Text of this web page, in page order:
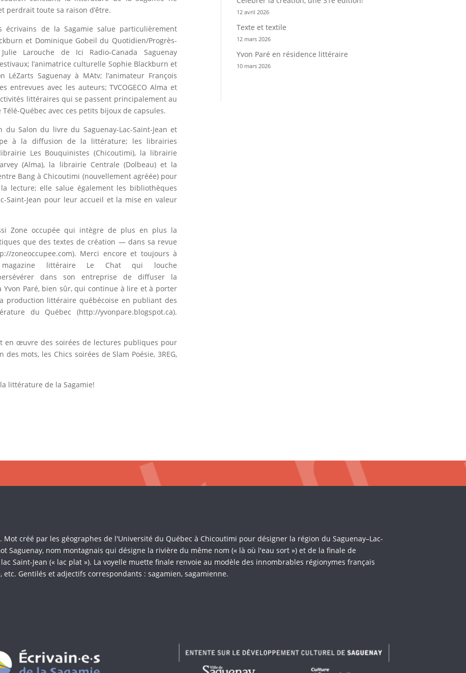
perdrait toute sa raison d’être.
écrivains de la Sagamie salue particulièrement
et Dominique Gobeil du Quotidien/Progrès-
Larouche de Ici Radio-Canada Saguenay
l’animatrice culturelle Sophie Blackburn et
LéZarts Saguenay à MAtv; l’animateur François
entrevues avec les auteurs; TVCOGECO Alma et
littéraires qui se passent principalement au
Québec avec ces petits bijoux de capsules.
du Salon du livre du Saguenay-Lac-Saint-Jean et
à la diffusion de la littérature; les librairies
Les Bouquinistes (Chicoutimi), la librairie
(Alma), la librairie Centrale (Dolbeau) et la
Bang à Chicoutimi (nouvellement agréée) pour
lecture; elle salue également les bibliothèques
Saint-Jean pour leur accueil et la mise en valeur
Zone occupée qui intègre de plus en plus la
que des textes de création — dans sa revue
zoneoccupee.com). Merci encore et toujours à
littéraire Le Chat qui louche
dans son entreprise de diffuser la
Paré, bien sûr, qui continue à lire et à porter
production littéraire québécoise en publiant des
du Québec (http://yvonpare.blogspot.ca).
en œuvre des soirées de lectures publiques pour
mots, les Chics soirées de Slam Poésie, 3REG,
littérature de la Sagamie!
12 avril 2026
Texte et textile
12 mars 2026
Yvon Paré en résidence littéraire
10 mars 2026
créé par les géographes de l'Université du Québec à Chicoutimi pour désigner la région du Saguenay–Lac-
Saguenay, nom montagnais qui désigne la rivière du même nom (« là où l'eau sort ») et de la finale de
Saint-Jean (« lac plat »). La voyelle muette finale renvoie au modèle des innombrables régionymes français
Gentilés et adjectifs correspondants : sagamien, sagamienne.